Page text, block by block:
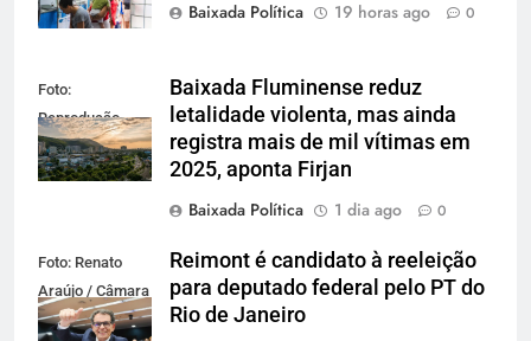
Baixada Política 19 horas ago 0
Foto:
Reprodução
Baixada Fluminense reduz
letalidade violenta, mas ainda
registra mais de mil vítimas em
2025, aponta Firjan
Baixada Política
1 dia ago 0
Foto: Renato
Araújo / Câmara
dos Deputados
Reimont é candidato à reeleição
para deputado federal pelo PT do
Rio de Janeiro